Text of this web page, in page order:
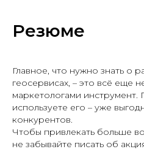
Резюме
Главное, что нужно знать о
геосервисах, – это всё еще
маркетологами инструмент.
используете его – уже
конкурентов.
Чтобы привлекать больше
не забывайте писать об